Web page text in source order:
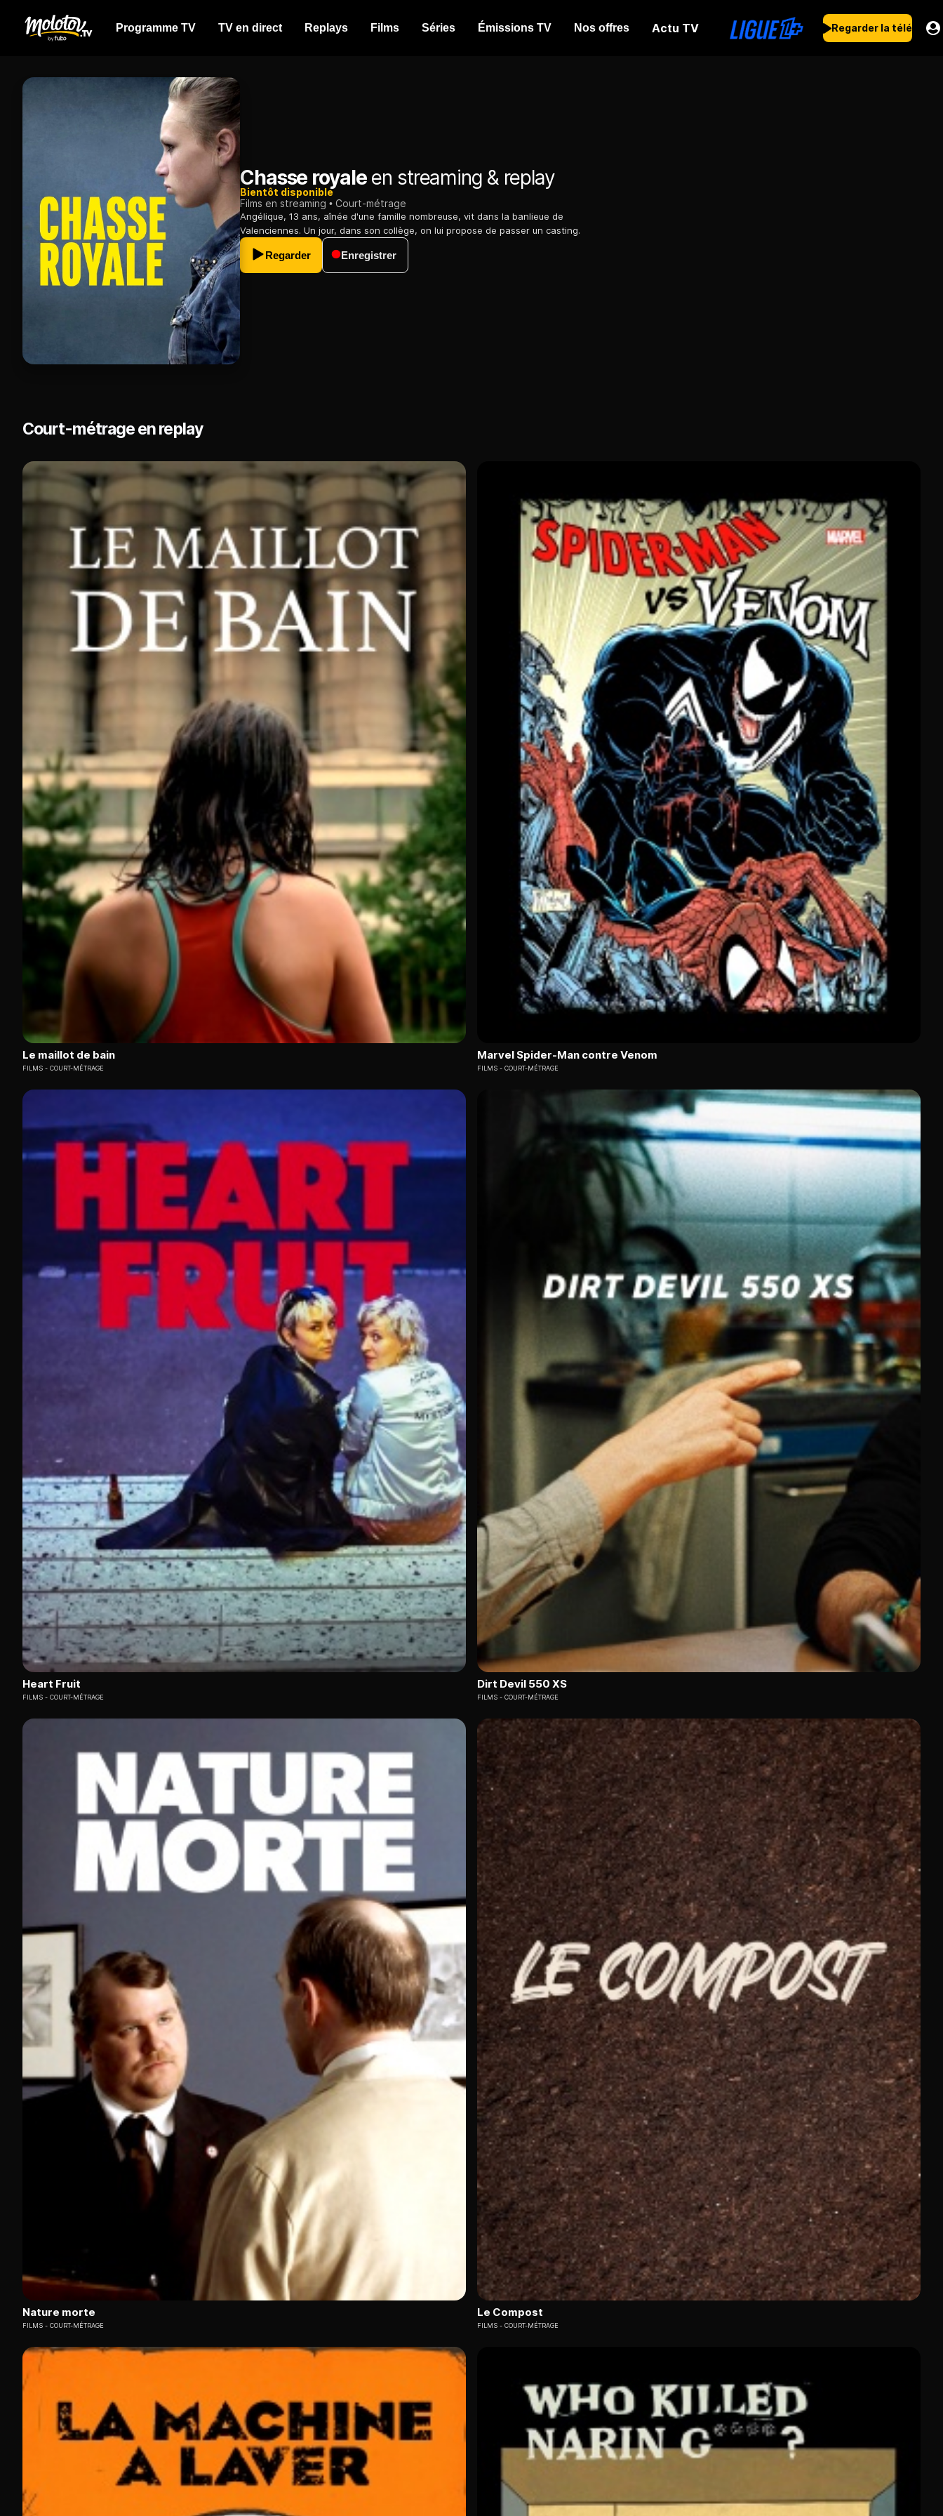
Programme TV TV en direct Replays Films Séries Émissions TV Nos offres Actu TV Regarder la télé
Chasse royaleen streaming & replay
Bientôt disponible
Films en streaming
Court-métrage
Angélique, 13 ans, aînée d'une famille nombreuse, vit dans la banlieue de
Valenciennes. Un jour, dans son collège, on lui propose de passer un casting.
Regarder Enregistrer
Court-métrage en replay
Le maillot de bain
FILMS COURT-MÉTRAGE
Marvel Spider-Man contre Venom
FILMS COURT-MÉTRAGE
Heart Fruit
FILMS COURT-MÉTRAGE
Dirt Devil 550 XS
FILMS COURT-MÉTRAGE
Nature morte
FILMS COURT-MÉTRAGE
Le Compost
FILMS COURT-MÉTRAGE